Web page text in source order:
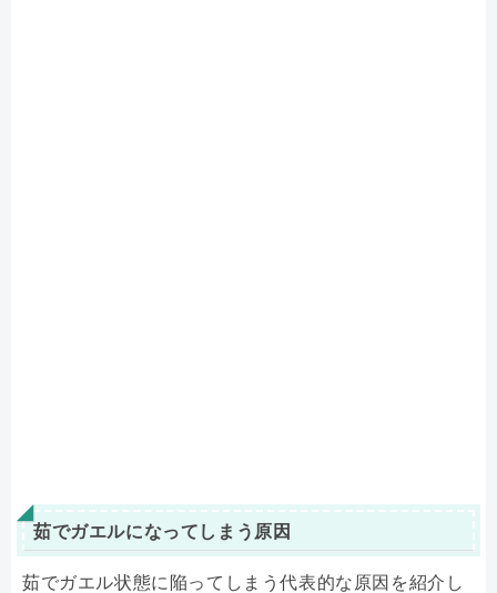
茹でガエルになってしまう原因
茹でガエル状態に陥ってしまう代表的な原因を紹介し